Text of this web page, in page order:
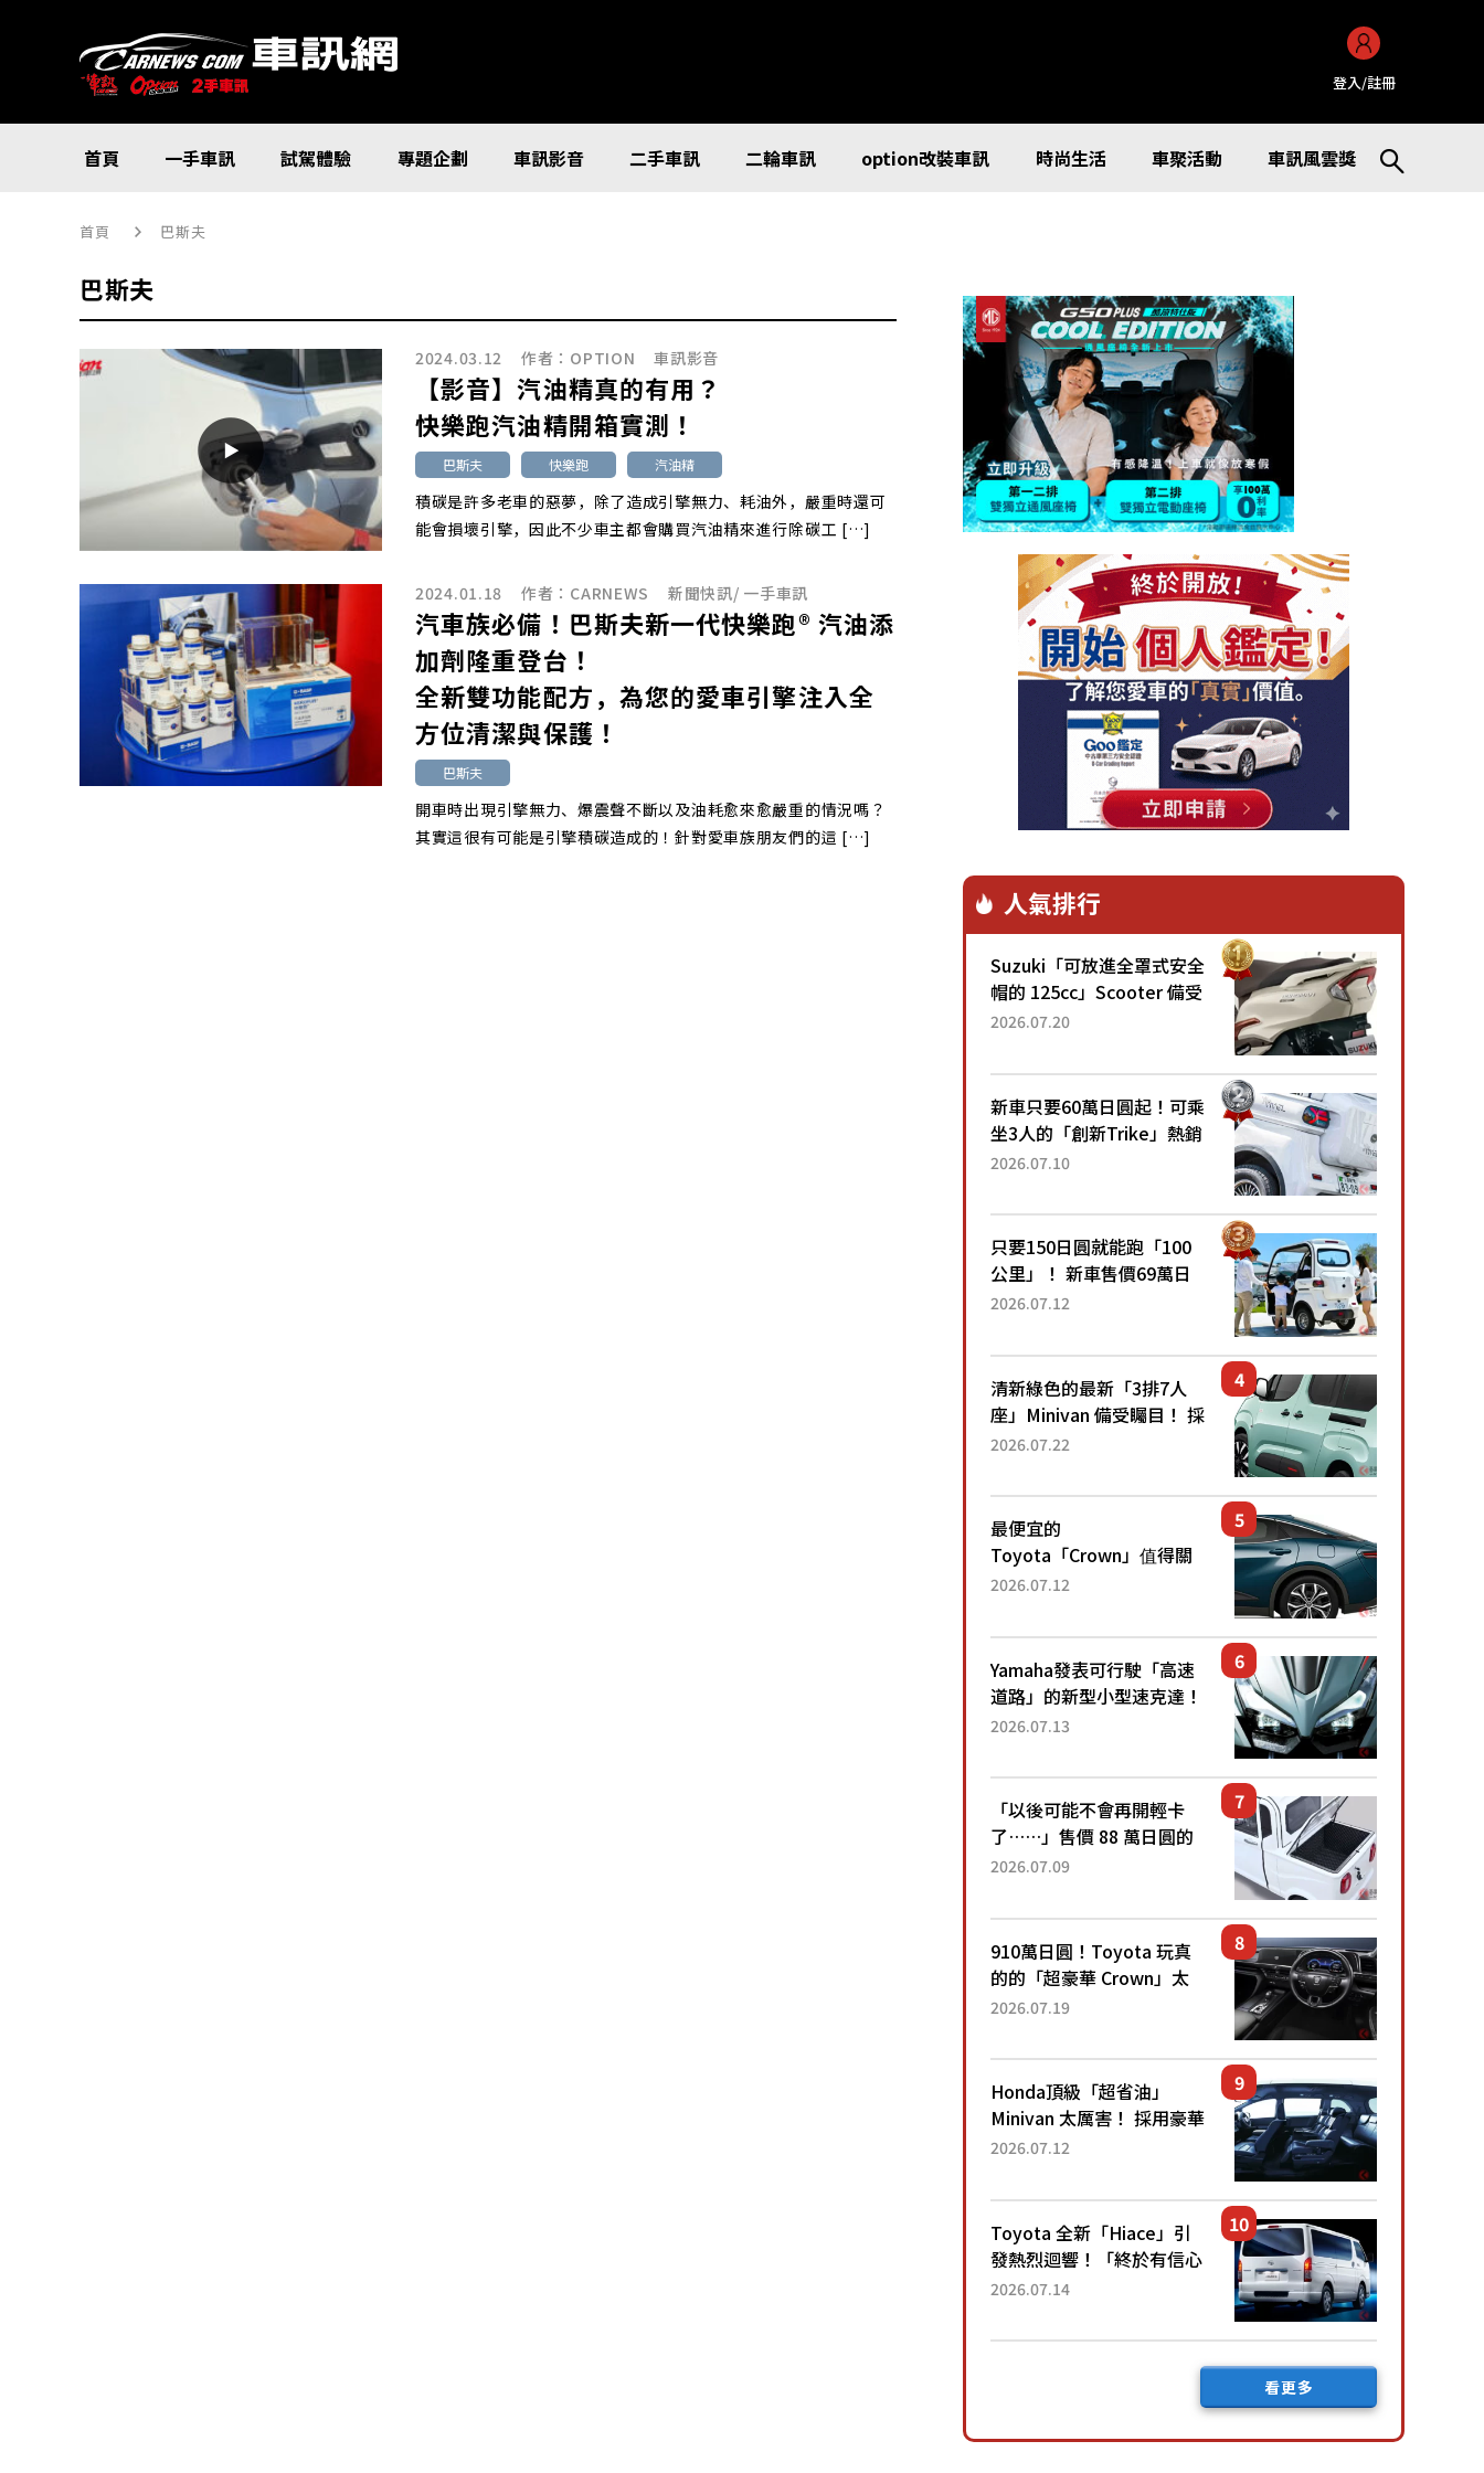
登入/註冊
首頁 一手車訊 試駕體驗 專題企劃 車訊影音 二手車訊 二輪車訊 option改裝車訊 時尚生活 車聚活動 車訊風雲獎
首頁 巴斯夫
巴斯夫
2024.03.12 作者： OPTION 車訊影音
【影音】汽油精真的有用？
快樂跑汽油精開箱實測！
巴斯夫 快樂跑 汽油精
積碳是許多老車的惡夢，除了造成引擎無力、耗油外，嚴重時還可
能會損壞引擎，因此不少車主都會購買汽油精來進行除碳工 […]
2024.01.18 作者： CARNEWS 新聞快訊/ 一手車訊
汽車族必備！巴斯夫新一代快樂跑® 汽油添
加劑隆重登台！
全新雙功能配方，為您的愛車引擎注入全
方位清潔與保護！
巴斯夫
開車時出現引擎無力、爆震聲不斷以及油耗愈來愈嚴重的情況嗎？
其實這很有可能是引擎積碳造成的！針對愛車族朋友們的這 […]
人氣排行
Suzuki「可放進全罩式安全
帽的 125cc」Scooter 備受
矚目！採用全新流線設計與
已陸續開始出口的新款
「B...
2026.07.20
新車只要60萬日圓起！可乘
坐3人的「創新Trike」熱銷
大賣成為人氣車款！「養車
日圓就能跑100公里」「小
朋友坐得...
2026.07.10
只要150日圓就能跑「100
公里」！ 新車售價69萬日
圓的「3人座」Trike大受歡
為何能迅速熱賣？
2026.07.12
清新綠色的最新「3排7人
座」Minivan 備受矚目！ 採
用全長4.7公尺剛剛好的車
還推出467萬元日圓起的5
人座版...
2026.07.22
最便宜的
Toyota「Crown」值得關
注！ 搭載4WD、每公升
眼！ 配備豐富、超越售價
水準，堪稱高CP值代表的
「...
2026.07.12
Yamaha發表可行駛「高速
道路」的新型小型速克達！
搭載能享受超強勁「渦輪
高階「Super Sport」車款
相同的...
2026.07.13
「以後可能不會再開輕卡
了……」售價 88 萬日圓的
「超迷你輕型貨車」引發兩
100 公里！」「免驗車真的
太棒了！...
2026.07.09
910萬日圓！Toyota 玩真
的的「超豪華 Crown」太
厲害了！採用由「匠人技
運動化「底盤設定」！還配
備專屬豪華...
2026.07.19
Honda頂級「超省油」
Minivan 太厲害！ 採用豪華
「真皮座椅」與專屬「黑色
公里，兼具優異節能表現與
舒適「三...
2026.07.12
Toyota 全新「Hiace」引
發熱烈迴響！「終於有信心
下訂了！」「哪個等級交車
後竟然還要等「超過半年」
2026.07.14
看更多